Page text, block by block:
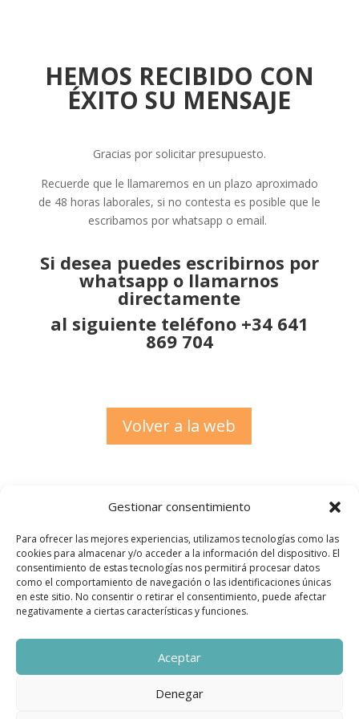
Gestionar consentimiento
Para ofrecer las mejores experiencias, utilizamos tecnologías como las
cookies para almacenar y/o acceder a la información del dispositivo. El
consentimiento de estas tecnologías nos permitirá procesar datos
como el comportamiento de navegación o las identificaciones únicas
en este sitio. No consentir o retirar el consentimiento, puede afectar
negativamente a ciertas características y funciones.
Aceptar
Denegar
HEMOS RECIBIDO CON
ÉXITO SU MENSAJE
Gracias por solicitar presupuesto.
Recuerde que le llamaremos en un plazo aproximado
de 48 horas laborales, si no contesta es posible que le
escribamos por whatsapp o email.
Si desea puedes escribirnos por
whatsapp o llamarnos
directamente
al siguiente teléfono +34 641
869 704
Volver a la web